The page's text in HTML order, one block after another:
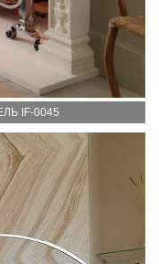
IF-0045